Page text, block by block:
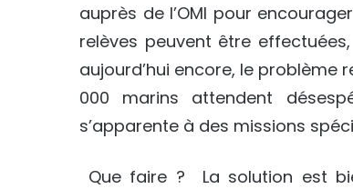
auprès de l’OMI pour
relèves peuvent être
aujourd’hui encore, le
000 marins attendent
s’apparente à des missions
Que faire ? La solution est